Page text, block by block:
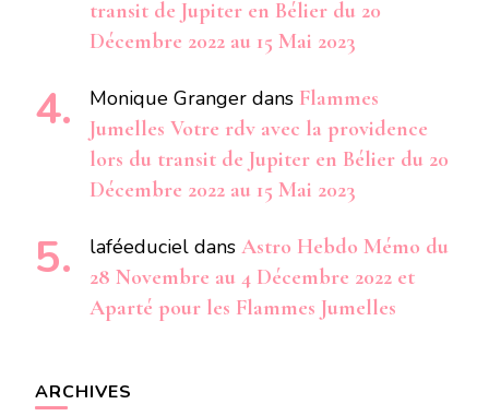
transit de Jupiter en Bélier du 20
Décembre 2022 au 15 Mai 2023
Monique Granger dans Flammes
Jumelles Votre rdv avec la providence
lors du transit de Jupiter en Bélier du 20
Décembre 2022 au 15 Mai 2023
laféeduciel dans Astro Hebdo Mémo du
28 Novembre au 4 Décembre 2022 et
Aparté pour les Flammes Jumelles
ARCHIVES